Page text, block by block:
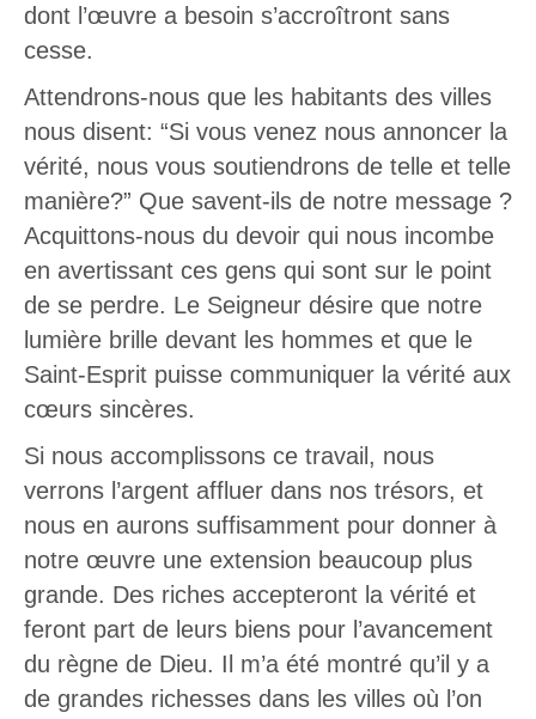
dont l’œuvre a besoin s’accroîtront sans
cesse.
Attendrons-nous que les habitants des villes
nous disent: “Si vous venez nous annoncer la
vérité, nous vous soutiendrons de telle et telle
manière?” Que savent-ils de notre message ?
Acquittons-nous du devoir qui nous incombe
en avertissant ces gens qui sont sur le point
de se perdre. Le Seigneur désire que notre
lumière brille devant les hommes et que le
Saint-Esprit puisse communiquer la vérité aux
cœurs sincères.
Si nous accomplissons ce travail, nous
verrons l’argent affluer dans nos trésors, et
nous en aurons suffisamment pour donner à
notre œuvre une extension beaucoup plus
grande. Des riches accepteront la vérité et
feront part de leurs biens pour l’avancement
du règne de Dieu. Il m’a été montré qu’il y a
de grandes richesses dans les villes où l’on